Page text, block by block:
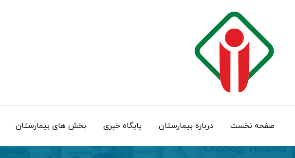
صفحه نخست درباره بيمارستان پایگاه خبری بخش های بیمارستان